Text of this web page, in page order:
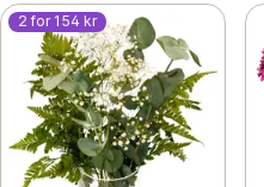
2 for 154 kr